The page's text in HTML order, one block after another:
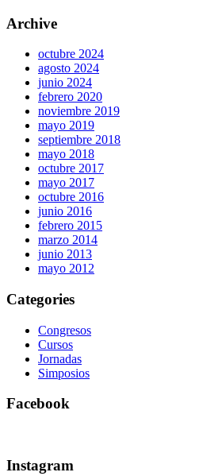
Archive
octubre 2024
agosto 2024
junio 2024
febrero 2020
noviembre 2019
mayo 2019
septiembre 2018
mayo 2018
octubre 2017
mayo 2017
octubre 2016
junio 2016
febrero 2015
marzo 2014
junio 2013
mayo 2012
Categories
Congresos
Cursos
Jornadas
Simposios
Facebook
Instagram